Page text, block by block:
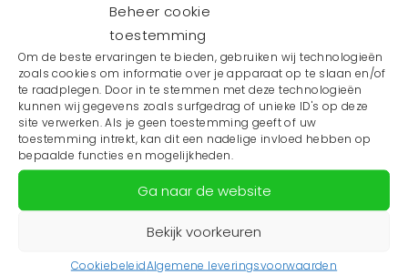
Beheer cookie
toestemming
Om de beste ervaringen te bieden, gebruiken wij technologieën
zoals cookies om informatie over je apparaat op te slaan en/of
te raadplegen. Door in te stemmen met deze technologieën
kunnen wij gegevens zoals surfgedrag of unieke ID's op deze
site verwerken. Als je geen toestemming geeft of uw
toestemming intrekt, kan dit een nadelige invloed hebben op
bepaalde functies en mogelijkheden.
Ga naar de website
Bekijk voorkeuren
CookiebeleidAlgemene leveringsvoorwaarden
Advies over data toepassen?
Wil je als groep zorgverleners advies over hoe je
meer data in uw huidige en/of nieuwe project kunt
toepassen? Neem contact op metonsop.
Ga terug naar actueeloverzicht